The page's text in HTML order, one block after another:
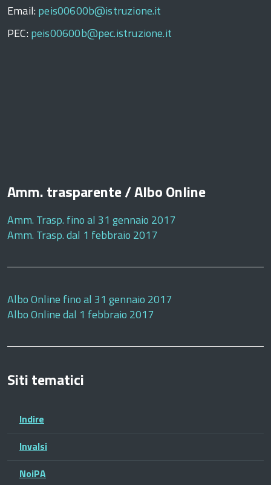
Email: peis00600b@istruzione.it
PEC: peis00600b@pec.istruzione.it
Amm. trasparente / Albo Online
Amm. Trasp. fino al 31 gennaio 2017
Amm. Trasp. dal 1 febbraio 2017
Albo Online fino al 31 gennaio 2017
Albo Online dal 1 febbraio 2017
Siti tematici
Indire
Invalsi
NoiPA